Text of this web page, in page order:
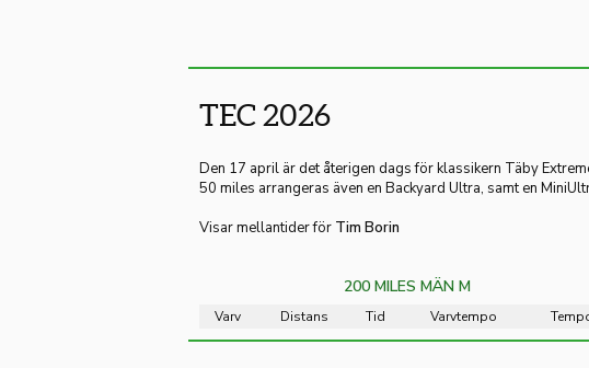
TEC 2026
Den 17 april är det återigen dags för klassikern Täby
50 miles arrangeras även en Backyard Ultra, samt en
Visar mellantider för Tim Borin
200 MILES MÄN M
Varv Distans Tid Varvtempo